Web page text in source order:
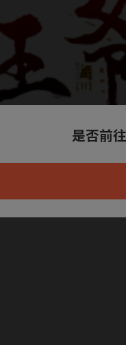
本章节仅支
是否前